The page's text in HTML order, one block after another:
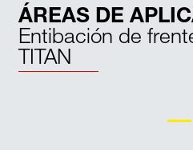
ÁREAS DE
Entibación de
TITAN